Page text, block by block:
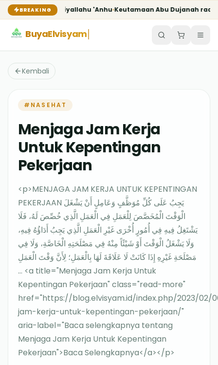
BREAKING
'Anhu Keutamaan Abu Dujanah radhiyallahu 'anhu
BuyaElvisyam
Kembali
# NASEHAT
Menjaga Jam Kerja
Untuk Kepentingan
Pekerjaan
<p>MENJAGA JAM KERJA UNTUK KEPENTINGAN
PEKERJAAN يَجِبُ عَلَى كُلِّ مُوَظَّفٍ وَعَامِلٍ أَنْ يَشْغَلَ
الْوَقْتَ الْمُخَصَّصَ لِلْعَمَلِ فِي الْعَمَلِ الَّذِي خُصِّصَ لَهُ، فَلَا
يَشْتَغِلُ فِيهِ فِي أُمُورٍ أُخْرَى غَيْرِ الْعَمَلِ الَّذِي يَجِبُ أَدَاؤُهُ فِيهِ،
وَلَا يَشْغَلُ الْوَقْتَ أَوْ شَيْئًاً مِنْهُ فِي مَصْلَحَتِهِ الْخَاصَّةِ، وَلَا فِي
مَصْلَحَةِ غَيْرِهِ إِذَا كَانَتْ لَا عَلَاقَةَ لَهَا بِالْعَمَلِ؛ لِأَنَّ وَقْتَ الْعَمَلِ
… <a title="Menjaga Jam Kerja Untuk
Kepentingan Pekerjaan" class="read-more"
href="https://blog.elvisyam.id/index.php/2023/02/
jam-kerja-untuk-kepentingan-pekerjaan/"
aria-label="Baca selengkapnya tentang
Menjaga Jam Kerja Untuk Kepentingan
Pekerjaan">Baca Selengkapnya</a></p>